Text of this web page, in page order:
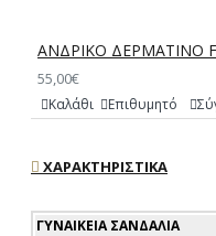
ΑΝΔΡΙΚΟ ΔΕΡΜΑΤΙΝΟ
55,00€
Καλάθι Επιθυμητό
ΧΑΡΑΚΤΗΡΙΣΤΙΚΆ
ΓΥΝΑΙΚΕΊΑ ΣΑΝΔΆΛΙΑ